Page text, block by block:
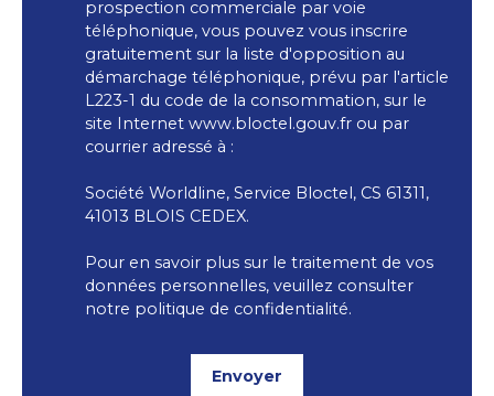
prospection commerciale par voie
téléphonique, vous pouvez vous inscrire
gratuitement sur la liste d'opposition au
démarchage téléphonique, prévu par l'article
L223-1 du code de la consommation, sur le
site Internet www.bloctel.gouv.fr ou par
courrier adressé à :
Société Worldline, Service Bloctel, CS 61311,
41013 BLOIS CEDEX.
Pour en savoir plus sur le traitement de vos
données personnelles, veuillez consulter
notre politique de confidentialité.
Envoyer